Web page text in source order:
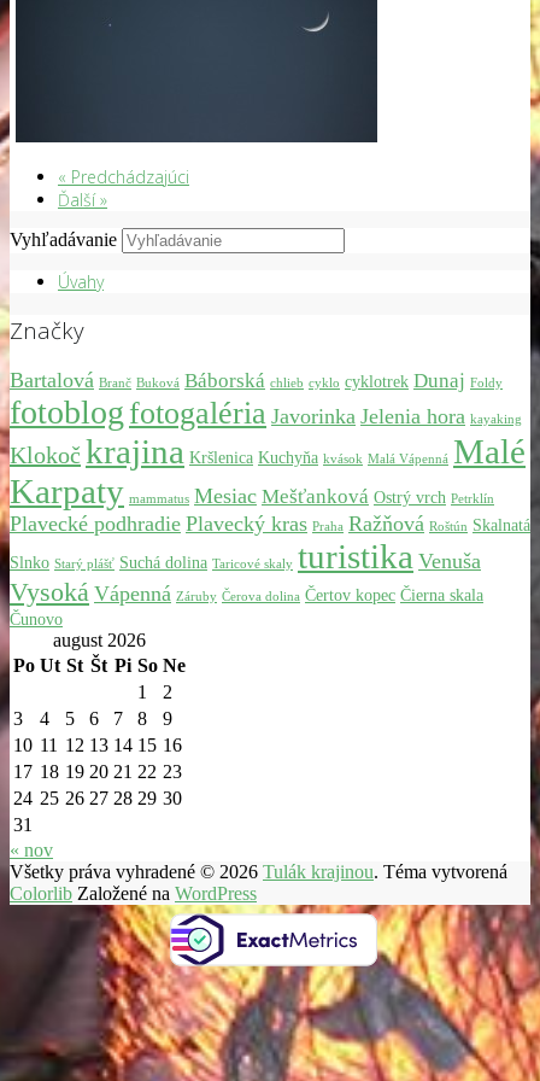
« Predchádzajúci
Ďalší »
Vyhľadávanie
Úvahy
Značky
Bartalová Branč Buková Báborská chlieb cyklo cyklotrek Dunaj Foldy
fotoblog fotogaléria Javorinka Jelenia hora kayaking
Klokoč krajina Kršlenica Kuchyňa kvások Malá Vápenná Malé
Karpaty mammatus Mesiac Mešťanková Ostrý vrch Petrklín
Plavecké podhradie Plavecký kras Praha Ražňová Roštún Skalnatá
Slnko Starý plášť Suchá dolina Taricové skaly turistika Venuša
Vysoká Vápenná Záruby Čerova dolina Čertov kopec Čierna skala
Čunovo
august 2026
Po Ut St Št Pi So Ne
1
2
3
4 5 6 7 8
9
10 11 12 13 14 15 16
17 18 19 20 21 22 23
24 25 26 27 28 29 30
31
« nov
Všetky práva vyhradené © 2026 Tulák krajinou. Téma vytvorená
Colorlib Založené na WordPress